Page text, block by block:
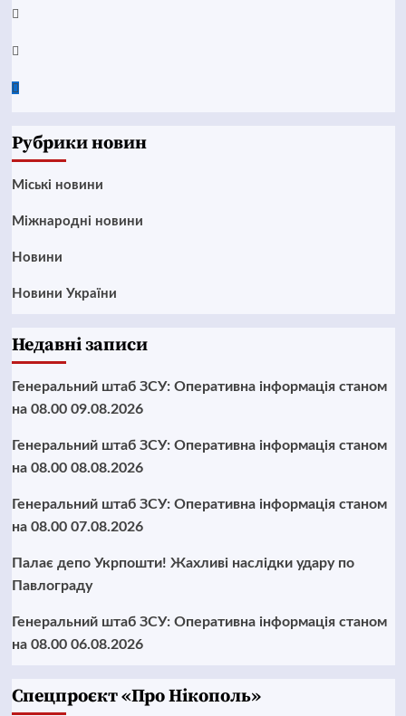
Instagram
Twitter
Google
Рубрики новин
Mіські новини
Міжнародні новини
Новини
Новини України
Недавні записи
Генеральний штаб ЗСУ: Оперативна інформація станом
на 08.00 09.08.2026
Генеральний штаб ЗСУ: Оперативна інформація станом
на 08.00 08.08.2026
Генеральний штаб ЗСУ: Оперативна інформація станом
на 08.00 07.08.2026
Палає депо Укрпошти! Жахливі наслідки удару по
Павлограду
Генеральний штаб ЗСУ: Оперативна інформація станом
на 08.00 06.08.2026
Cпецпроєкт «Про Нікополь»